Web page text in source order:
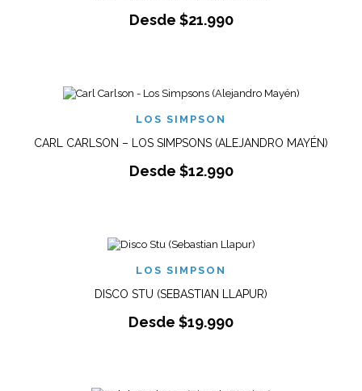
Desde $21.990
LOS SIMPSON
CARL CARLSON – LOS SIMPSONS (ALEJANDRO MAYÉN)
Desde $12.990
LOS SIMPSON
DISCO STU (SEBASTIAN LLAPUR)
Desde $19.990